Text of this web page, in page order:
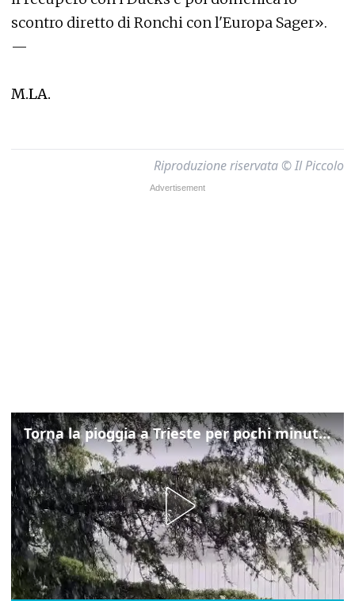
scontro diretto di Ronchi con l'Europa Sager».
—
M.LA.
Riproduzione riservata © Il Piccolo
Torna la pioggia a Trieste per pochi minuti: ma il caldo non molla